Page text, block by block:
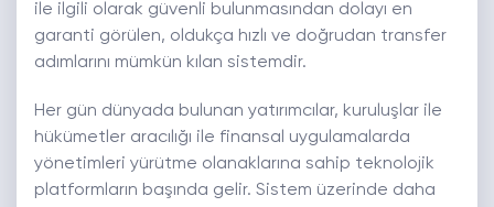
ile ilgili olarak güvenli bulunmasından dolayı en
garanti görülen, oldukça hızlı ve doğrudan transfer
adımlarını mümkün kılan sistemdir.
Her gün dünyada bulunan yatırımcılar, kuruluşlar ile
hükümetler aracılığı ile finansal uygulamalarda
yönetimleri yürütme olanaklarına sahip teknolojik
platformların başında gelir. Sistem üzerinde daha